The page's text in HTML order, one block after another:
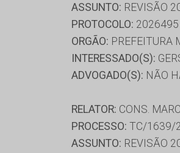
ASSUNTO: REVISÃO
PROTOCOLO: 2026495
ORGÃO: PREFEITURA
INTERESSADO(S):
ADVOGADO(S): NÃO
RELATOR: CONS.
PROCESSO: TC/1639/
ASSUNTO: REVISÃO